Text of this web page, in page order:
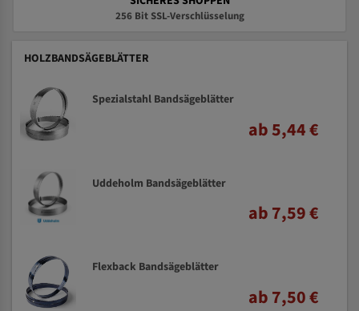
256 Bit SSL-Verschlüsselung
HOLZBANDSÄGEBLÄTTER
Spezialstahl Bandsägeblätter
ab 5,44 €
Uddeholm Bandsägeblätter
ab 7,59 €
Flexback Bandsägeblätter
ab 7,50 €